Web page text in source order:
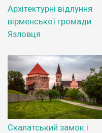
Архітектурні відлуння
вірменської громади
Язловця
Скалатський замок і